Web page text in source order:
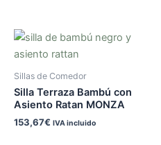
Sillas de Comedor
Silla Terraza Bambú con
Asiento Ratan MONZA
153,67€ IVA incluido